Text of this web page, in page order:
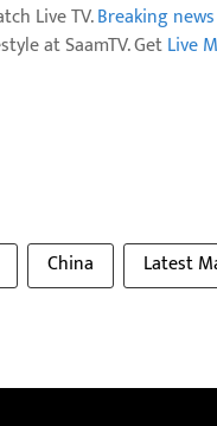
Live TV.Breaking news
at SaamTV. GetLive
China Latest